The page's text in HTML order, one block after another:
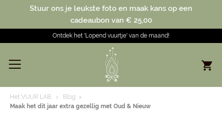
Stuur ons je leukste foto en maak kans op een
cadeaubon van € 25,00
Ontdek het 'Lopend vuurtje' van de maand!
Het VUUR LAB.
Blog
Maak het dit jaar extra gezellig met Oud & Nieuw